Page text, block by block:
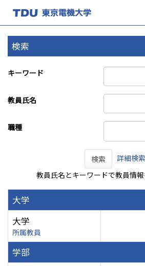
検索
キーワード
教員氏名
職種
検索
詳細検索
教員氏名とキーワードで教員情報
大学
大学
所属教員
学部